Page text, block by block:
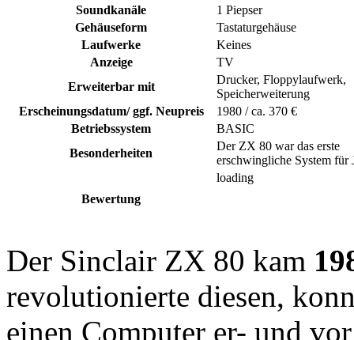
Soundkanäle
1 Piepser
Gehäuseform
Tastaturgehäuse
Laufwerke
Keines
Anzeige
TV
Erweiterbar mit
Drucker, Floppylaufwerk,
Speicherweiterung
Erscheinungsdatum/ ggf. Neupreis
1980 / ca. 370 €
Betriebssystem
BASIC
Besonderheiten
Der ZX 80 war das erste
erschwingliche System für
Bewertung
loading
Der Sinclair ZX 80 kam
revolutionierte diesen,
einen Computer er- und